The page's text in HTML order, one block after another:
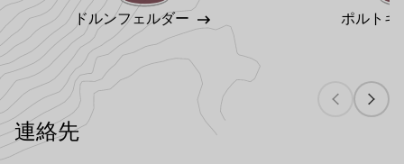
ドルンフェルダー ポルト
連絡先